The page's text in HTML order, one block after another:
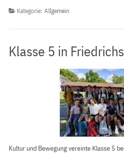
Kategorie: Allgemein
Klasse 5 in
Kultur und Bewegung vereinte Klasse 5